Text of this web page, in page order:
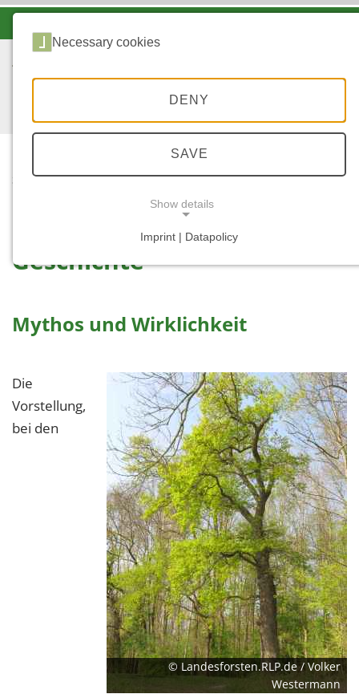
STARTSEITE
...
Geschichte
Mythos und Wirklichkeit
© Landesforsten.RLP.de / Volker
Westermann
Die
Vorstellung,
bei den
Necessary cookies
DENY
SAVE
Show details
Imprint | Datapolicy